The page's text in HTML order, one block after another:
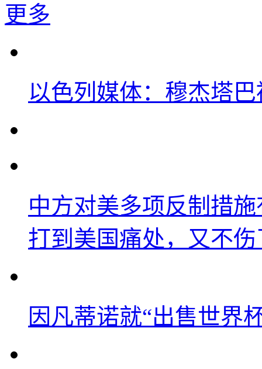
更多
以色列媒体：穆杰塔
中方对美多项反制措
打到美国痛处，又不
因凡蒂诺就“出售世界